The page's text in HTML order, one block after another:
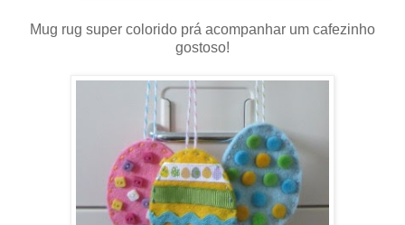
Mug rug super colorido prá acompanhar um cafezinho
gostoso!